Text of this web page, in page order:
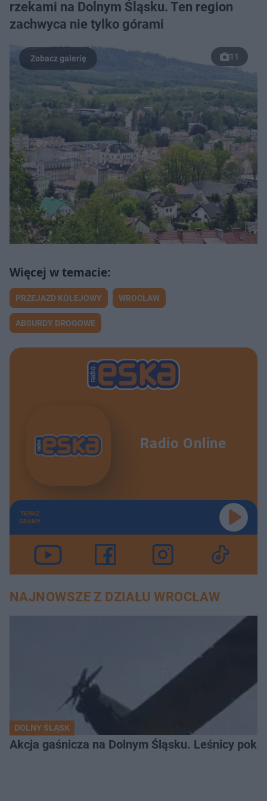
rzekami na Dolnym Śląsku. Ten region
zachwyca nie tylko górami
11
PRZEJAZD KOLEJOWY WROCŁAW
ABSURDY DROGOWE
Radio Online
TERAZ
GRAMY
NAJNOWSZE Z DZIAŁU WROCŁAW
DOLNY ŚLĄSK
Akcja gaśnicza na Dolnym Śląsku. Leśnicy